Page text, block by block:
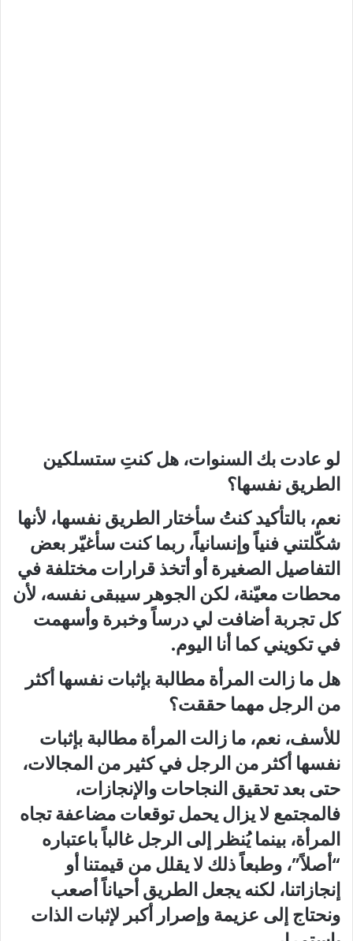
لو عادت بك السنوات، هل كنتِ ستسلكين
الطريق نفسها؟
نعم، بالتأكيد كنتُ سأختار الطريق نفسها، لأنها
شكّلتني فنياً وإنسانياً، ربما كنت سأغيّر بعض
التفاصيل الصغيرة أو أتخذ قرارات مختلفة في
محطات معيّنة، لكن الجوهر سيبقى نفسه، لأن
كل تجربة أضافت لي درساً وخبرة وأسهمت
في تكويني كما أنا اليوم.
هل ما زالت المرأة مطالبة بإثبات نفسها أكثر
من الرجل مهما حققت؟
للأسف، نعم، ما زالت المرأة مطالبة بإثبات
نفسها أكثر من الرجل في كثير من المجالات،
حتى بعد تحقيق النجاحات والإنجازات،
فالمجتمع لا يزال يحمل توقعات مضاعفة تجاه
المرأة، بينما يُنظر إلى الرجل غالباً باعتباره
“أصلاً”، وطبعاً ذلك لا يقلل من قيمتنا أو
إنجازاتنا، لكنه يجعل الطريق أحياناً أصعب
ونحتاج إلى عزيمة وإصرار أكبر لإثبات الذات